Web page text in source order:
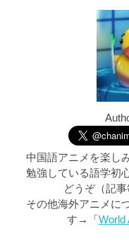
中国語アニメを楽し
勉強している語学初
どうぞ（記事
その他海外アニメに
す→「 World